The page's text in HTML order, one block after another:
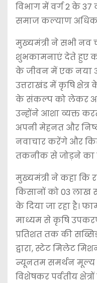
विभाग में वर्ग 2 के 37
समाज कल्याण
मुख्यमंत्री ने सभी नव
शुभकामनाएं देते हुए
के जीवन में एक नया
उत्तराखंड में कृषि
के संकल्प को लेकर
उन्होंने आशा व्यक्त
अपनी मेहनत और
नवाचार करेंगे और
तकनीक से जोड़ने का
मुख्यमंत्री ने कहा कि
किसानों को 03
के दिया जा रहा है।
माध्यम से कृषि
प्रतिशत तक की
द्वारा, स्टेट मिलेट
न्यूनतम समर्थन
विशेषकर पर्वतीय